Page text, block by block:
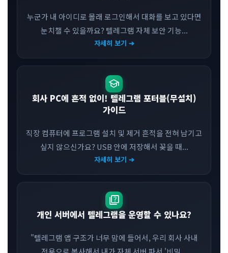
누군가 내 아이디로 몰래 로그인해서 대화를 보고 있다면
눈치챌 수 있을까요? 텔레그램 자체 보안 기능...
자세히 보기 ➔
school
회사 PC에 흔적 없이! 텔레그램 포터블(무설치)
가이드
직장 컴퓨터에 프로그램 설치 및 제거 흔적을 전혀 남기고
싶지 않으신가요? USB 안에 저장해서 꽂을 때...
자세히 보기 ➔
quiz
개인 서버에서 텔레그램을 운영할 수 있나요?
"텔레그램 앱 구조가 너무 맘에 들어서, 우리 회사 사내